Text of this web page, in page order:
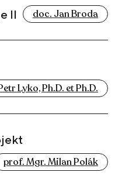
II doc. Jan Broda
Lyko, Ph.D. et Ph.D.
prof. Mgr. Milan Polák